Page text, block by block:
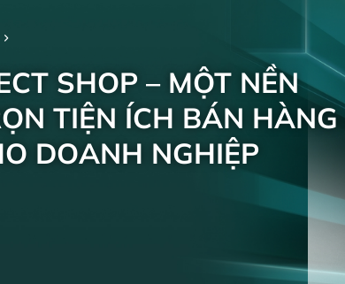
SHOP – MỘT NỀN
TIỆN ÍCH BÁN HÀNG
DOANH NGHIỆP